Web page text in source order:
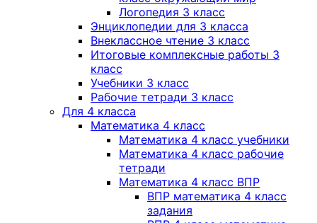
Логопедия 3 класс
Энциклопедии для 3 класса
Внеклассное чтение 3 класс
Итоговые комплексные работы 3
класс
Учебники 3 класс
Рабочие тетради 3 класс
Для 4 класса
Математика 4 класс
Математика 4 класс учебники
Математика 4 класс рабочие
тетради
Математика 4 класс ВПР
ВПР математика 4 класс
задания